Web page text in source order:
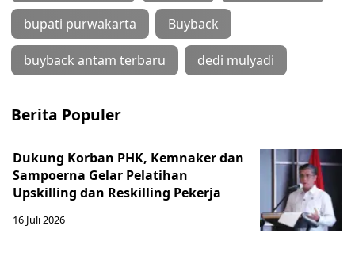
bupati purwakarta Buyback
buyback antam terbaru dedi mulyadi
Berita Populer
Dukung Korban PHK, Kemnaker dan
Sampoerna Gelar Pelatihan
Upskilling dan Reskilling Pekerja
16 Juli 2026